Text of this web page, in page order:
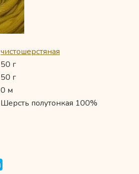
чистошерстяная
50 г
50 г
0 м
Шерсть полутонкая 100%